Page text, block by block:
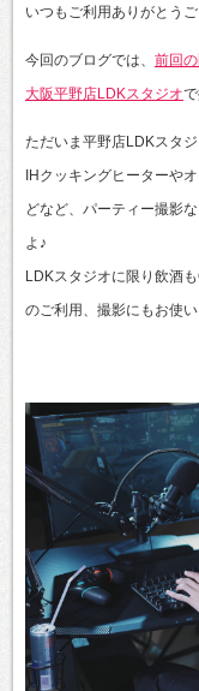
いつもご利用ありがとうご
今回のブログでは、 前回
大阪平野店LDKスタジオ
IHクッキングヒーターや
どなど、パーティー撮影
よ♪
LDKスタジオに限り飲酒
のご利用、撮影にもお使